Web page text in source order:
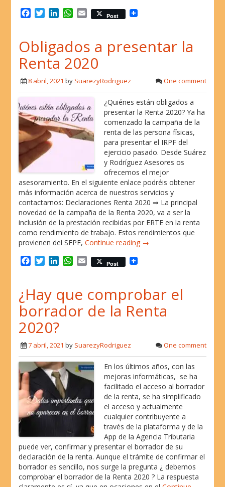
e
b
o
k
T
t
t
e
k
e
d
n
W
t
s
A
p
E
i
l
Post
Obligados a presentar la
Renta 2020
8 abril, 2021 by SuarezyRodriguez One comment
¿Quiénes están obligados a
presentar la Renta 2020? Ya ha
comenzado la campaña de la
renta de las persona físicas,
para presentar el IRPF del
ejercicio pasado. Desde Suárez
y Rodríguez Asesores os
ofrecemos el mejor
asesoramiento. En el siguiente enlace podréis obtener
más información acerca de nuestros servicios y
contactarnos: Declaraciones Renta 2020 ⇒ La principal
novedad de la campaña de la Renta 2020, va a ser la
inclusión de la prestación recibidas por ERTE en la renta
como rendimiento de trabajo. Estos rendimientos que
provienen del SEPE,Continue reading →
e
b
o
o
k
T
t
t
e
r
k
e
d
W
t
s
A
E
i
l
Post
¿Hay que comprobar el
borrador de la Renta
2020?
7 abril, 2021 by SuarezyRodriguez One comment
En los últimos años, con las
mejoras informáticas, se ha
facilitado el acceso al borrador
de la renta, se ha simplificado
el acceso y actualmente
cualquier contribuyente a
través de la plataforma y de la
App de la Agencia Tributaria
puede ver, confirmar y presentar el borrador de su
declaración de la renta. Aunque el trámite de confirmar el
borrador es sencillo, nos surge la pregunta ¿ debemos
comprobar el borrador de la Renta 2020 ? La respuesta